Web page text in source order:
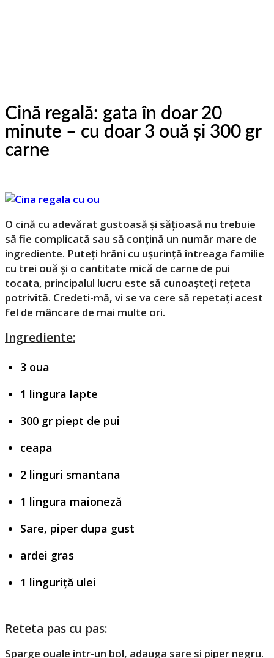
Cină regală: gata în doar 20
minute – cu doar 3 ouă și 300 gr
carne
O cină cu adevărat gustoasă și sățioasă nu trebuie
să fie complicată sau să conțină un număr mare de
ingrediente. Puteți hrăni cu ușurință întreaga familie
cu trei ouă și o cantitate mică de carne de pui
tocata, principalul lucru este să cunoașteți rețeta
potrivită. Credeti-mă, vi se va cere să repetați acest
fel de mâncare de mai multe ori.
Ingrediente:
3 oua
1 lingura lapte
300 gr piept de pui
ceapa
2 linguri smantana
1 lingura maioneză
Sare, piper dupa gust
ardei gras
1 linguriță ulei
Reteta pas cu pas:
Sparge ouale intr-un bol, adauga sare si piper negru.